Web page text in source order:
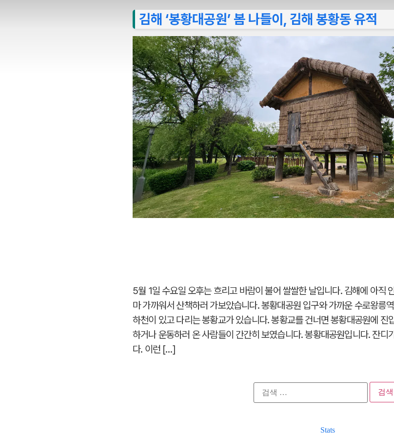
김해 ‘봉황대공원’ 봄 나들이, 김해 봉황동 유적
5월 1일 수요일 오후는 흐리고 바람이 불어 쌀쌀한 날입니다. 김해에 아직
마 가까워서 산책하러 가보았습니다. 봉황대공원 입구와 가까운 수로왕릉
하천이 있고 다리는 봉황교가 있습니다. 봉황교를 건너면 봉황대공원에 진
하거나 운동하러 온 사람들이 간간히 보였습니다. 봉황대공원입니다. 잔디
다. 이런 […]
검
색:
Stats